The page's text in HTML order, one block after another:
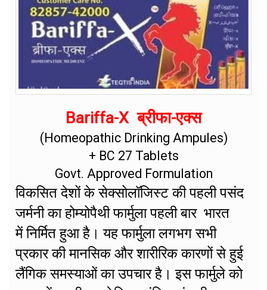
Bariffa-X ब्रीफा-एक्स
(Homeopathic Drinking Ampules)
+ BC 27 Tablets
Govt. Approved Formulation
विकसित देशों के सेक्सोलॉजिस्ट की पहली पसंद
जर्मनी का होम्योपैथी फार्मुला पहली बार भारत
में निर्मित हुआ है। यह फार्मुला लगभग सभी
प्रकार की मानसिक और शारीरिक कारणों से हुई
लैंगिक समस्याओं का उपचार है। इस फार्मुले को